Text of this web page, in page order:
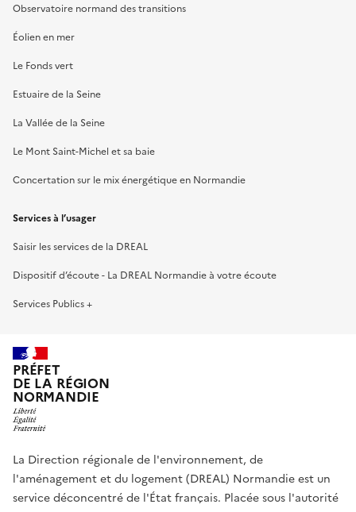
Observatoire normand des transitions
Éolien en mer
Le Fonds vert
Estuaire de la Seine
La Vallée de la Seine
Le Mont Saint-Michel et sa baie
Concertation sur le mix énergétique en Normandie
Services à l’usager
Saisir les services de la DREAL
Dispositif d’écoute - La DREAL Normandie à votre écoute
Services Publics +
PRÉFET
DE LA RÉGION
NORMANDIE
La Direction régionale de l'environnement, de
l'aménagement et du logement (DREAL) Normandie est un
service déconcentré de l'État français. Placée sous l'autorité